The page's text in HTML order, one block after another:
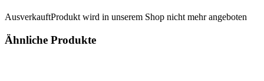
AusverkauftProdukt wird in unserem Shop nicht mehr angeboten
Ähnliche Produkte